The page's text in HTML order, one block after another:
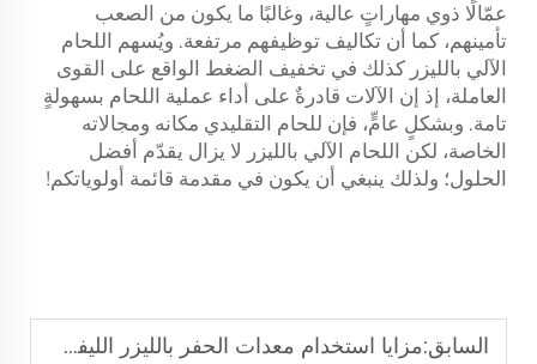
عمّالًا ذوي مهاراتٍ عالية، وغالبًا ما يكون من الصعب
تأمينهم، كما أن تكاليف توظيفهم مرتفعة. ويُسهم اللحام
الآلي بالليزر كذلك في تخفيف الضغط الواقع على القوى
العاملة، إذ إن الآلات قادرةٌ على أداء عملية اللحام بسهولةٍ
تامة. وبشكلٍ عامٍّ، فإن للحام التقليدي مكانه ومجالاته
الخاصة، لكن اللحام الآلي بالليزر لا يزال يقدّم أفضل
الحلول؛ ولذلك ينبغي أن يكون في مقدمة قائمة أولوياتكم!
السابق:مزايا استخدام معدات الحفر بالليزر الليفي للأجزاء الصناعية